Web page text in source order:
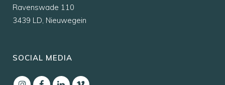
Ravenswade 110
3439 LD, Nieuwegein
SOCIAL MEDIA